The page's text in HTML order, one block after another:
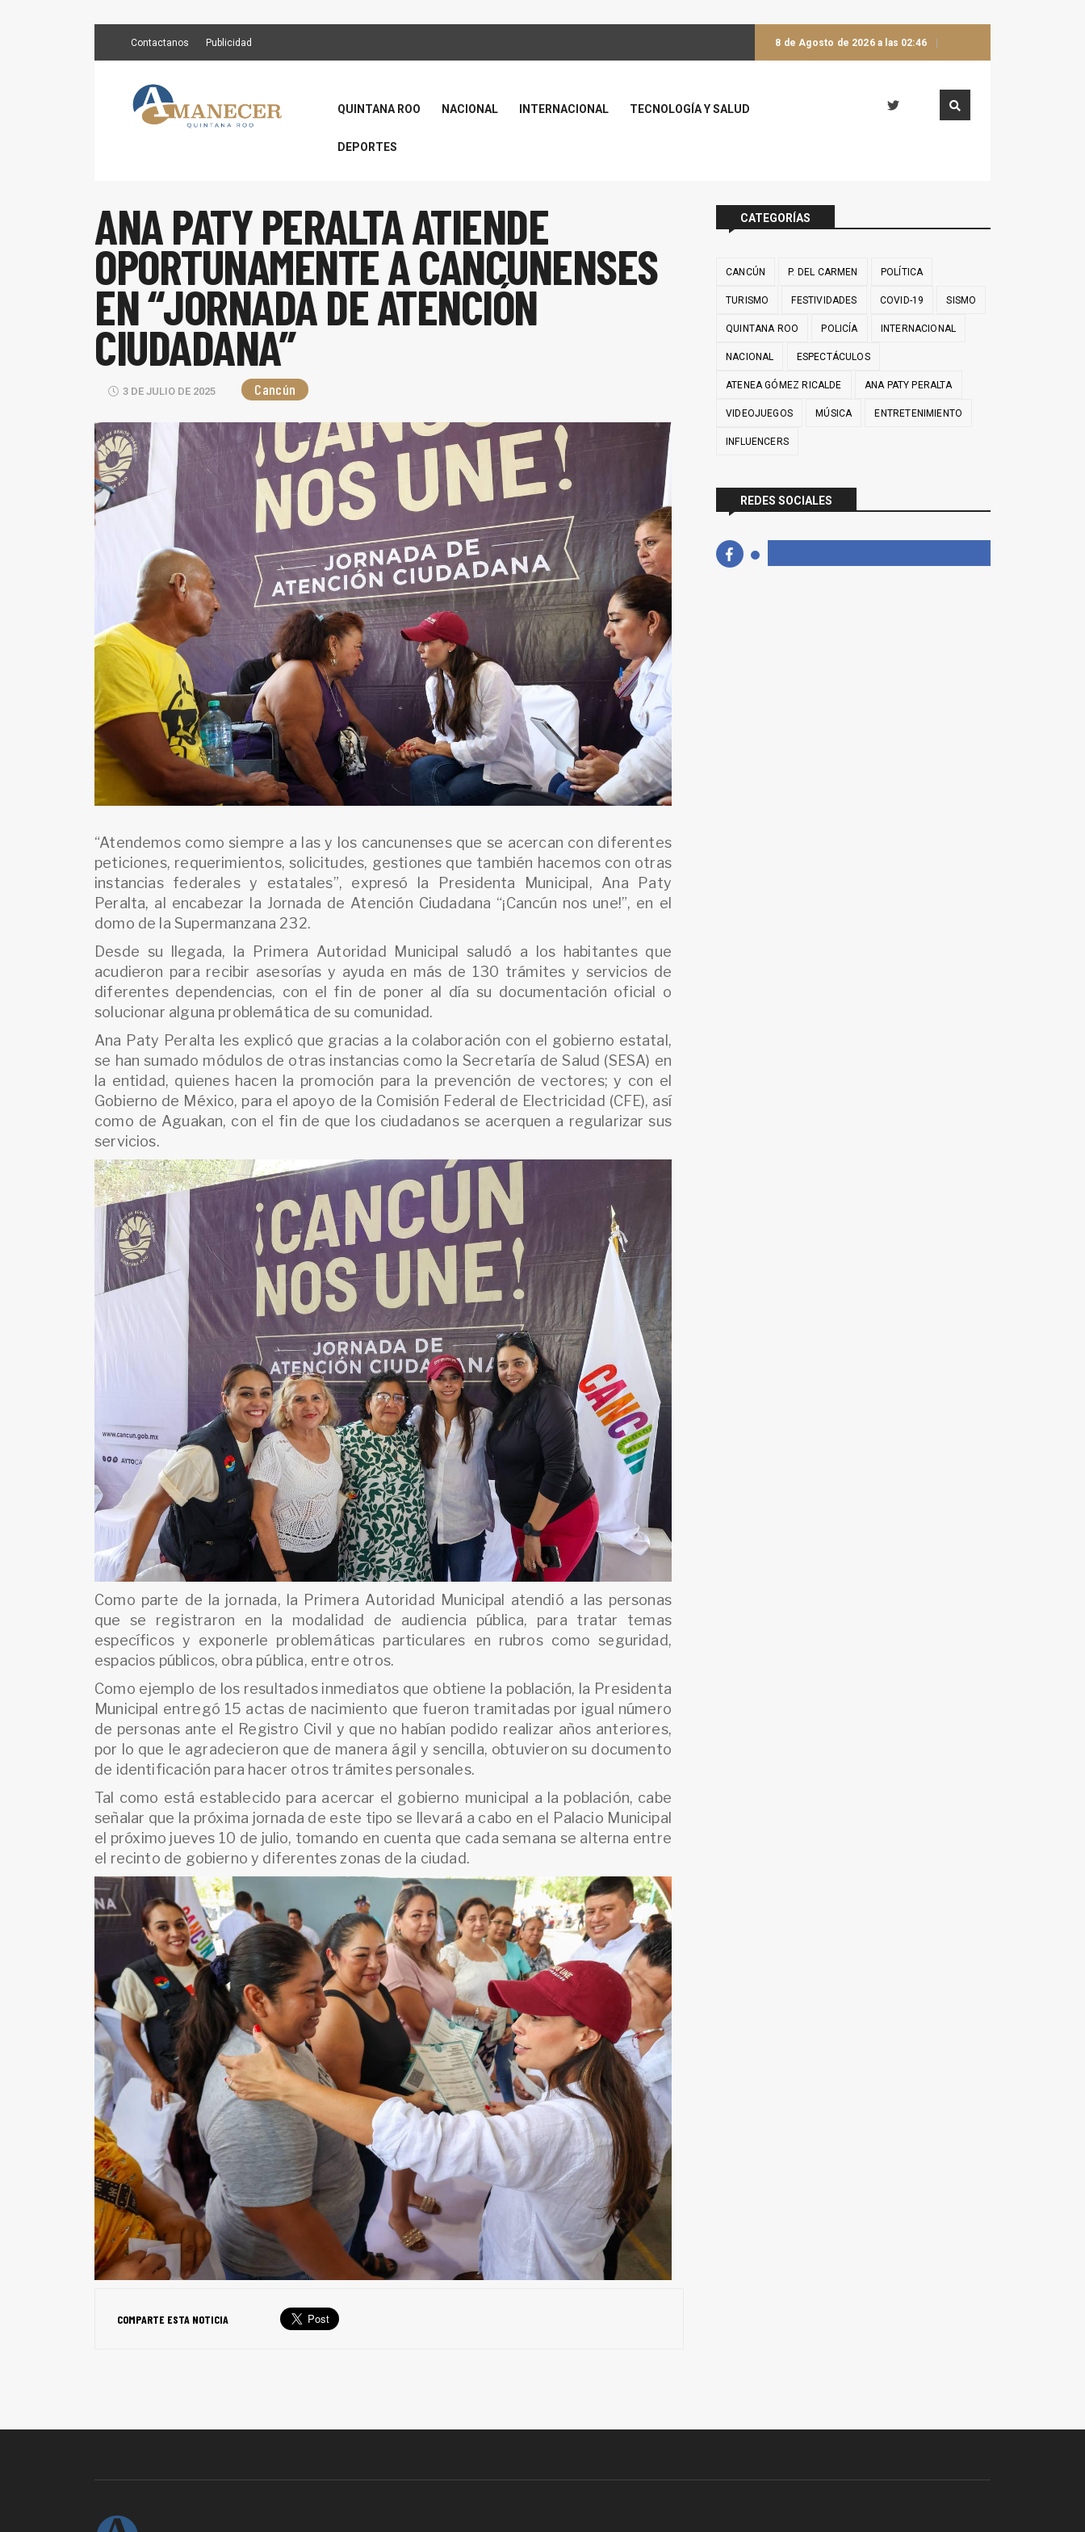
Contactanos Publicidad 8 de Agosto de 2026 a las 02:46
QUINTANA ROO NACIONAL INTERNACIONAL TECNOLOGÍA Y SALUD
DEPORTES
ANA PATY PERALTA ATIENDE
OPORTUNAMENTE A CANCUNENSES
EN “JORNADA DE ATENCIÓN
CIUDADANA”
3 DE JULIO DE 2025 Cancún
“Atendemos como siempre a las y los cancunenses que se acercan con diferentes
peticiones, requerimientos, solicitudes, gestiones que también hacemos con otras
instancias federales y estatales”, expresó la Presidenta Municipal, Ana Paty
Peralta, al encabezar la Jornada de Atención Ciudadana “¡Cancún nos une!”, en el
domo de la Supermanzana 232.
Desde su llegada, la Primera Autoridad Municipal saludó a los habitantes que
acudieron para recibir asesorías y ayuda en más de 130 trámites y servicios de
diferentes dependencias, con el fin de poner al día su documentación oficial o
solucionar alguna problemática de su comunidad.
Ana Paty Peralta les explicó que gracias a la colaboración con el gobierno estatal,
se han sumado módulos de otras instancias como la Secretaría de Salud (SESA) en
la entidad, quienes hacen la promoción para la prevención de vectores; y con el
Gobierno de México, para el apoyo de la Comisión Federal de Electricidad (CFE), así
como de Aguakan, con el fin de que los ciudadanos se acerquen a regularizar sus
servicios.
Como parte de la jornada, la Primera Autoridad Municipal atendió a las personas
que se registraron en la modalidad de audiencia pública, para tratar temas
específicos y exponerle problemáticas particulares en rubros como seguridad,
espacios públicos, obra pública, entre otros.
Como ejemplo de los resultados inmediatos que obtiene la población, la Presidenta
Municipal entregó 15 actas de nacimiento que fueron tramitadas por igual número
de personas ante el Registro Civil y que no habían podido realizar años anteriores,
por lo que le agradecieron que de manera ágil y sencilla, obtuvieron su documento
de identificación para hacer otros trámites personales.
Tal como está establecido para acercar el gobierno municipal a la población, cabe
señalar que la próxima jornada de este tipo se llevará a cabo en el Palacio Municipal
el próximo jueves 10 de julio, tomando en cuenta que cada semana se alterna entre
el recinto de gobierno y diferentes zonas de la ciudad.
COMPARTE ESTA NOTICIA
CATEGORÍAS
CANCÚN P. DEL CARMEN POLÍTICA
TURISMO FESTIVIDADES COVID-19 SISMO
QUINTANA ROO POLICÍA INTERNACIONAL
NACIONAL ESPECTÁCULOS
ATENEA GÓMEZ RICALDE ANA PATY PERALTA
VIDEOJUEGOS MÚSICA ENTRETENIMIENTO
INFLUENCERS
REDES SOCIALES